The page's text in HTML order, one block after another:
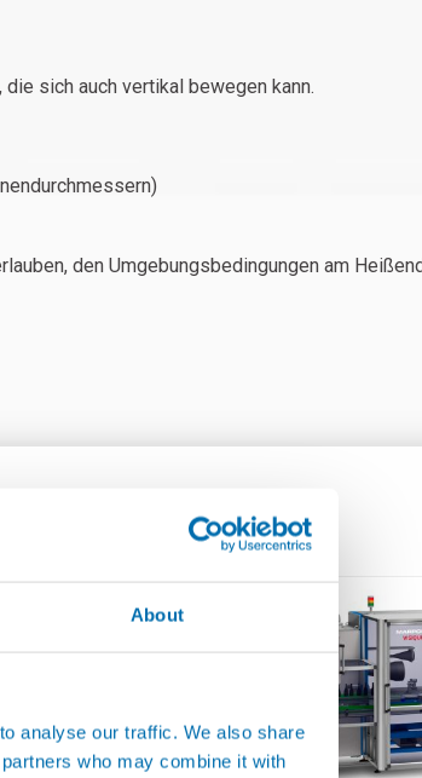
About
analyse our traffic. We also share
who may combine it with
sich auch vertikal bewegen kann.
den Umgebungsbedingungen am